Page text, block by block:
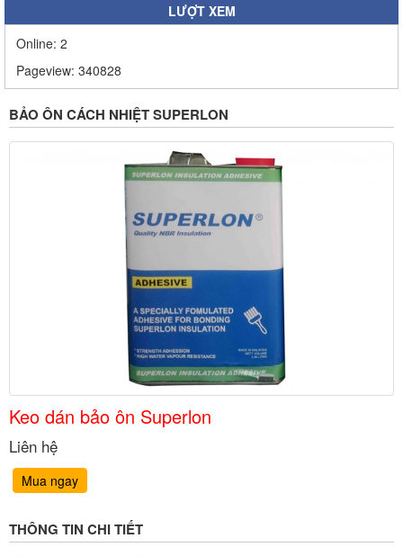
LƯỢT XEM
Online: 2
Pageview: 340828
BẢO ÔN CÁCH NHIỆT SUPERLON
Keo dán bảo ôn Superlon
Liên hệ
Mua ngay
THÔNG TIN CHI TIẾT